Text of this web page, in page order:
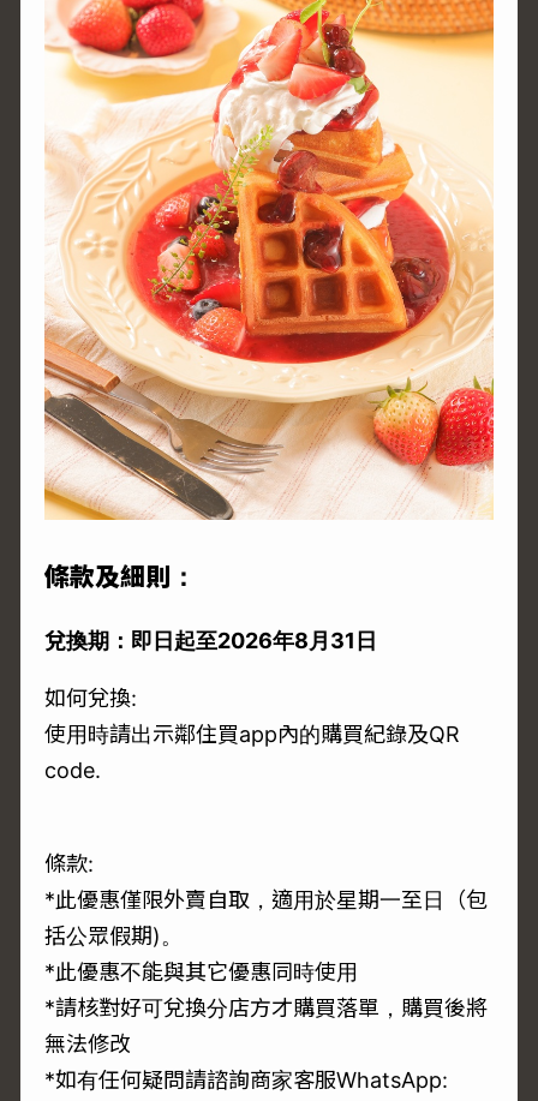
條款及細則：
兌換期：即日起至2026年8月31日
如何兌換:
使用時請出示鄰住買app內的購買紀錄及QR
code.
條款:
*此優惠僅限外賣自取，適用於星期一至日（包
括公眾假期)。
*此優惠不能與其它優惠同時使用
*請核對好可兌換分店方才購買落單，購買後將
無法修改
*如有任何疑問請諮詢商家客服WhatsApp: